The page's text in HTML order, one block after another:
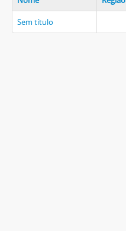
Sem título